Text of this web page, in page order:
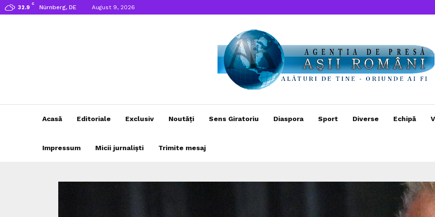
32.9
C
Nürnberg, DE August 9, 2026
Acasă Editoriale Exclusiv Noutăți Sens Giratoriu Diaspora Sport Diverse Echipă
Impressum Micii jurnaliști Trimite mesaj